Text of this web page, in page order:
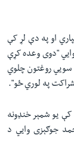
او په دې لړ کې
"دوى وعده کړې
سویي روغتون چلوي
په لوري ځو".
کې يو شمېر خنډونه
جوګېزی وایي د